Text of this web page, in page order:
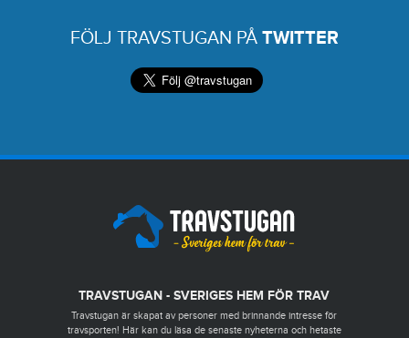
FÖLJ TRAVSTUGAN PÅ TWITTER
TRAVSTUGAN - SVERIGES HEM FÖR TRAV
Travstugan är skapat av personer med brinnande intresse för
travsporten! Här kan du läsa de senaste nyheterna och hetaste